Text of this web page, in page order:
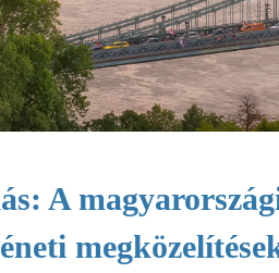
A